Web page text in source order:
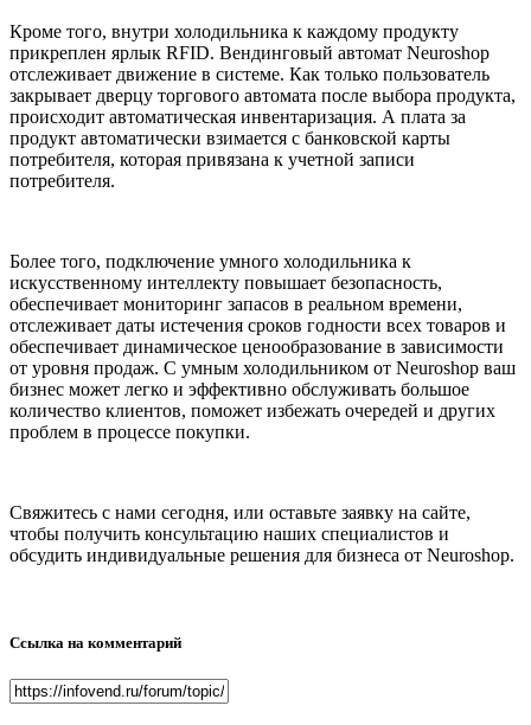
Кроме того, внутри холодильника к каждому продукту
прикреплен ярлык RFID. Вендинговый автомат Neuroshop
отслеживает движение в системе. Как только пользователь
закрывает дверцу торгового автомата после выбора продукта,
происходит автоматическая инвентаризация. А плата за
продукт автоматически взимается с банковской карты
потребителя, которая привязана к учетной записи
потребителя.
Более того, подключение умного холодильника к
искусственному интеллекту повышает безопасность,
обеспечивает мониторинг запасов в реальном времени,
отслеживает даты истечения сроков годности всех товаров и
обеспечивает динамическое ценообразование в зависимости
от уровня продаж. С умным холодильником от Neuroshop ваш
бизнес может легко и эффективно обслуживать большое
количество клиентов, поможет избежать очередей и других
проблем в процессе покупки.
Свяжитесь с нами сегодня, или оставьте заявку на сайте,
чтобы получить консультацию наших специалистов и
обсудить индивидуальные решения для бизнеса от Neuroshop.
Ссылка на комментарий